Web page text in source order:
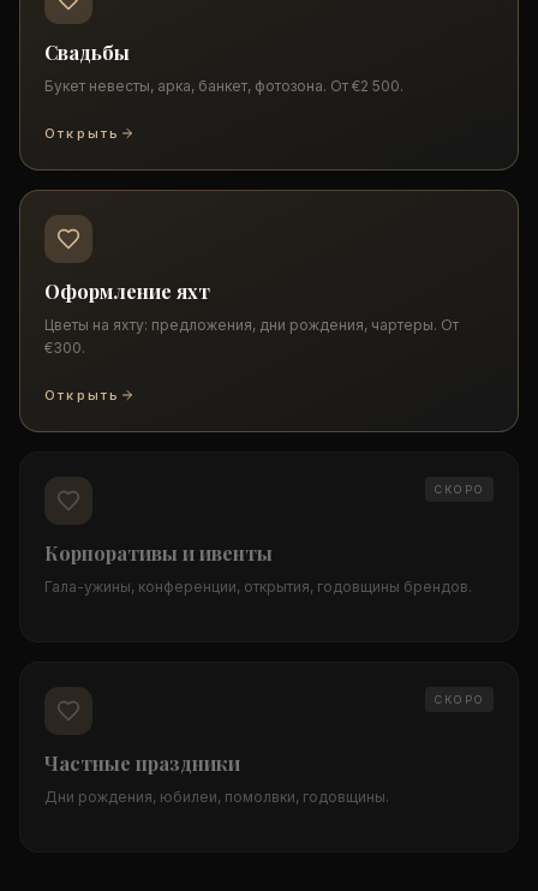
Свадьбы
Букет невесты, арка, банкет, фотозона. От €2 500.
Открыть
Оформление яхт
Цветы на яхту: предложения, дни рождения, чартеры. От
€300.
Открыть
СКОРО
Корпоративы и ивенты
Гала-ужины, конференции, открытия, годовщины брендов.
СКОРО
Частные праздники
Дни рождения, юбилеи, помолвки, годовщины.